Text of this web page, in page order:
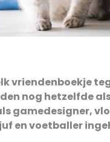
vriendenboekje
nog hetzelfde
gamedesigner,
en voetballer